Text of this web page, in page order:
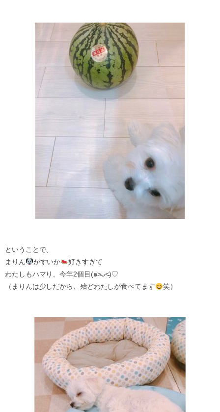
ということで、
まりん
がすいか
好きすぎて
わたしもハマり、今年2個目(๑˃̵ᴗ˂̵)♡
（まりんは少しだから、殆どわたしが食べてます
笑）